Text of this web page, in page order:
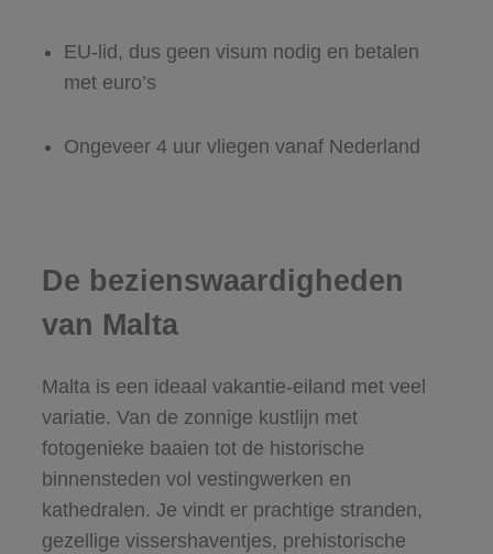
EU-lid, dus geen visum nodig en betalen
met euro’s
Ongeveer 4 uur vliegen vanaf Nederland
De bezienswaardigheden
van Malta
Malta is een ideaal vakantie-eiland met veel
variatie. Van de zonnige kustlijn met
fotogenieke baaien tot de historische
binnensteden vol vestingwerken en
kathedralen. Je vindt er prachtige stranden,
gezellige vissershaventjes, prehistorische